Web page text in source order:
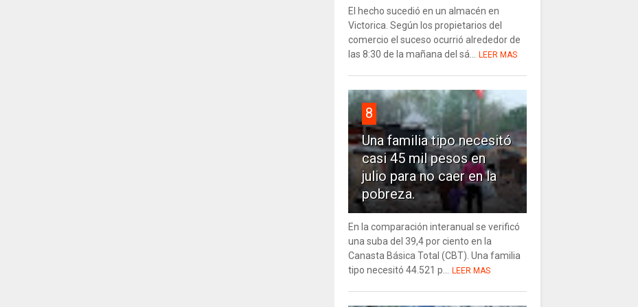
El hecho sucedió en un almacén en
Victorica. Según los propietarios del
comercio el suceso ocurrió alrededor de
las 8:30 de la mañana del sá... LEER MAS
8
Una familia tipo necesitó
casi 45 mil pesos en
julio para no caer en la
pobreza.
En la comparación interanual se verificó
una suba del 39,4 por ciento en la
Canasta Básica Total (CBT). Una familia
tipo necesitó 44.521 p... LEER MAS